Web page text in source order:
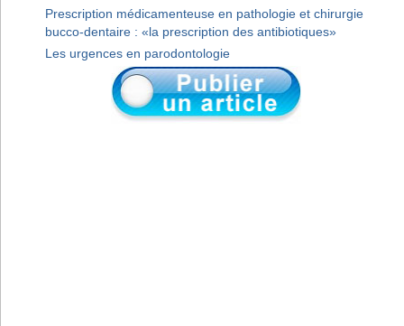
Prescription médicamenteuse en pathologie et chirurgie
bucco-dentaire : «la prescription des antibiotiques»
Les urgences en parodontologie